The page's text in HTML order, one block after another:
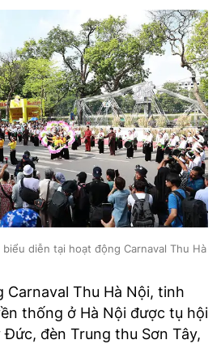
diễn tại hoạt động Carnaval Thu Hà
Carnaval Thu Hà Nội, tinh
thống ở Hà Nội được tụ hội
đèn Trung thu Sơn Tây,